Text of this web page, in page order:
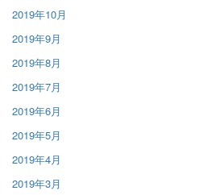
2019年10月
2019年9月
2019年8月
2019年7月
2019年6月
2019年5月
2019年4月
2019年3月